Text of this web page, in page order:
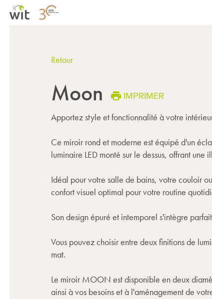
Retour
Moon IMPRIMER
Apportez style et fonctionnalité à votre
Ce miroir rond et moderne est équipé d'un
luminaire LED monté sur le dessus, offrant
Idéal pour votre salle de bains, votre couloir
confort visuel optimal pour votre routine
Son design épuré et intemporel s'intègre
Vous pouvez choisir entre deux finitions de
mat.
Le miroir MOON est disponible en deux
ainsi à vos besoins et à l'aménagement de